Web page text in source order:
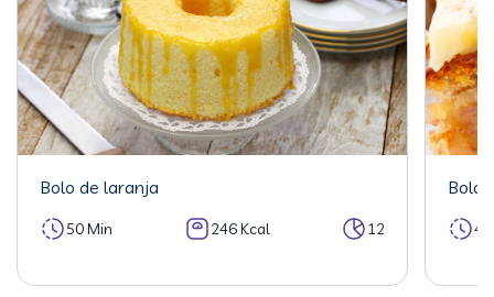
Bolo de laranja
50 Min 246 Kcal 12
Bolo